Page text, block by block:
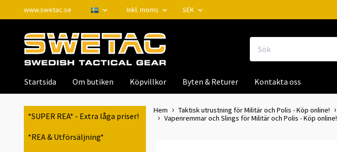
www.swetac.se Inkl. moms SEK
Startsida Om butiken Köpvillkor Byten & Returer Kontakta oss
*SUPER REA* - Extra låga priser!
*REA & Utförsäljning*
Hem Taktisk utrustning för Militär och Polis - Köp online!
Vapenremmar och Slings för Militär och Polis - Köp online!